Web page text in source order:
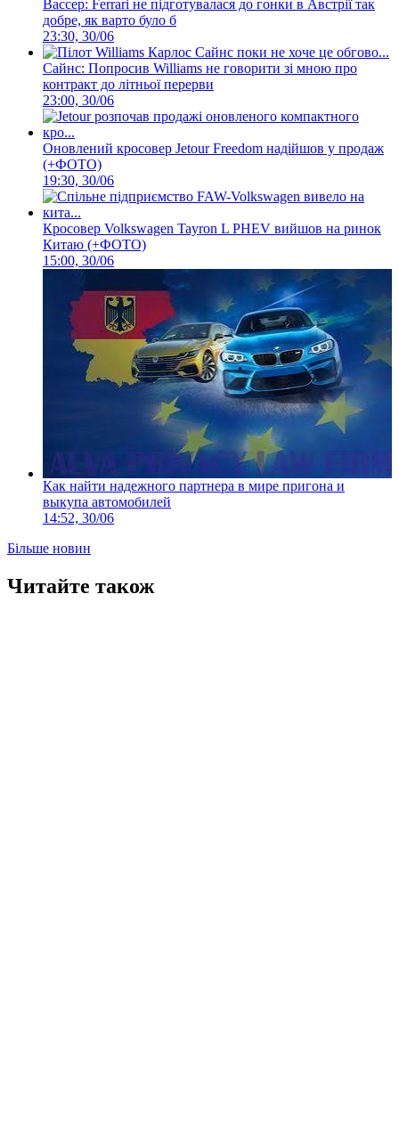
Вассер: Ferrari не підготувалася до гонки в Австрії так
добре, як варто було б
23:30, 30/06
Сайнс: Попросив Williams не говорити зі мною про
контракт до літньої перерви
23:00, 30/06
Оновлений кросовер Jetour Freedom надійшов у продаж
(+ФОТО)
19:30, 30/06
Кросовер Volkswagen Tayron L PHEV вийшов на ринок
Китаю (+ФОТО)
15:00, 30/06
Как найти надежного партнера в мире пригона и
выкупа автомобилей
14:52, 30/06
Більше новин
Читайте також